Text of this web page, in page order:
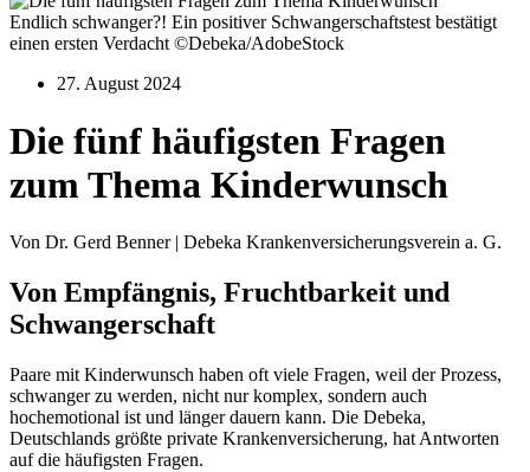
Endlich schwanger?! Ein positiver Schwangerschaftstest bestätigt
einen ersten Verdacht ©Debeka/AdobeStock
27. August 2024
Die fünf häufigsten Fragen
zum Thema Kinderwunsch
Von Dr. Gerd Benner | Debeka Krankenversicherungsverein a. G.
Von Empfängnis, Fruchtbarkeit und
Schwangerschaft
Paare mit Kinderwunsch haben oft viele Fragen, weil der Prozess,
schwanger zu werden, nicht nur komplex, sondern auch
hochemotional ist und länger dauern kann. Die Debeka,
Deutschlands größte private Krankenversicherung, hat Antworten
auf die häufigsten Fragen.